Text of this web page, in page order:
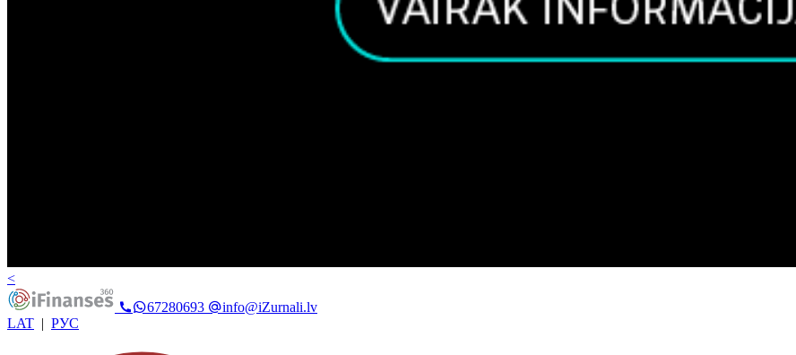
<
67280693
info@iZurnali.lv
LAT | РУС